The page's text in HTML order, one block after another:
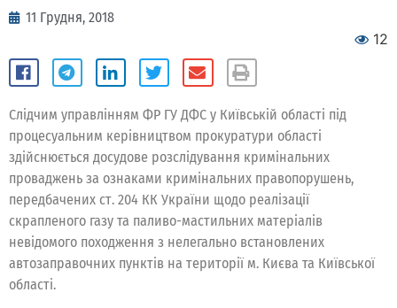
11 Грудня, 2018
12
Слідчим управлінням ФР ГУ ДФС у Київській області під
процесуальним керівництвом прокуратури області
здійснюється досудове розслідування кримінальних
проваджень за ознаками кримінальних правопорушень,
передбачених ст. 204 КК України щодо реалізації
скрапленого газу та паливо-мастильних матеріалів
невідомого походження з нелегально встановлених
автозаправочних пунктів на території м. Києва та Київської
області.